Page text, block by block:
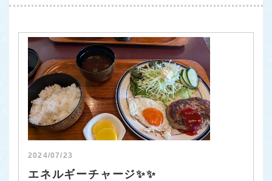
2024/07/23
エネルギーチャージ✨✨